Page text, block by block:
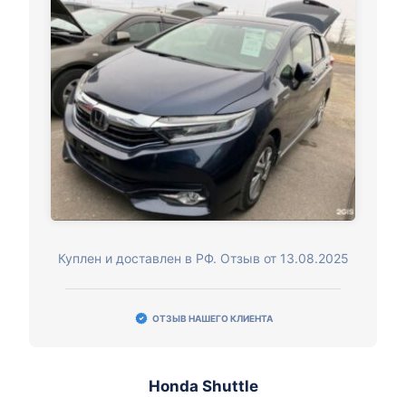
Куплен и доставлен в РФ. Отзыв от 13.08.2025
ОТЗЫВ НАШЕГО КЛИЕНТА
Honda Shuttle